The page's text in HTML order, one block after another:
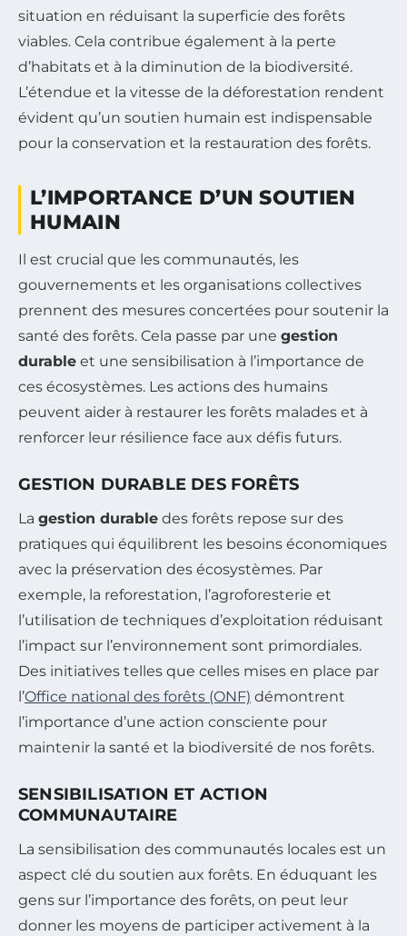
situation en réduisant la superficie des forêts
viables. Cela contribue également à la perte
d’habitats et à la diminution de la biodiversité.
L’étendue et la vitesse de la déforestation rendent
évident qu’un soutien humain est indispensable
pour la conservation et la restauration des forêts.
L’IMPORTANCE D’UN SOUTIEN
HUMAIN
Il est crucial que les communautés, les
gouvernements et les organisations collectives
prennent des mesures concertées pour soutenir la
santé des forêts. Cela passe par une gestion
durable et une sensibilisation à l’importance de
ces écosystèmes. Les actions des humains
peuvent aider à restaurer les forêts malades et à
renforcer leur résilience face aux défis futurs.
GESTION DURABLE DES FORÊTS
La gestion durable des forêts repose sur des
pratiques qui équilibrent les besoins économiques
avec la préservation des écosystèmes. Par
exemple, la reforestation, l’agroforesterie et
l’utilisation de techniques d’exploitation réduisant
l’impact sur l’environnement sont primordiales.
Des initiatives telles que celles mises en place par
l’Office national des forêts (ONF) démontrent
l’importance d’une action consciente pour
maintenir la santé et la biodiversité de nos forêts.
SENSIBILISATION ET ACTION
COMMUNAUTAIRE
La sensibilisation des communautés locales est un
aspect clé du soutien aux forêts. En éduquant les
gens sur l’importance des forêts, on peut leur
donner les moyens de participer activement à la